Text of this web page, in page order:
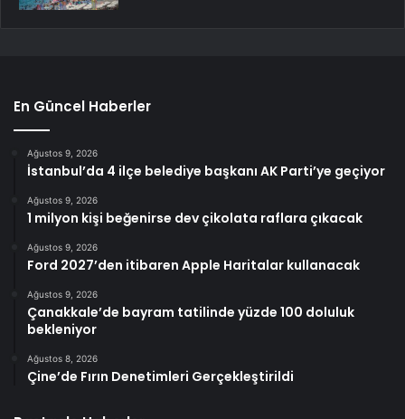
En Güncel Haberler
Ağustos 9, 2026
İstanbul’da 4 ilçe belediye başkanı AK Parti’ye geçiyor
Ağustos 9, 2026
1 milyon kişi beğenirse dev çikolata raflara çıkacak
Ağustos 9, 2026
Ford 2027’den itibaren Apple Haritalar kullanacak
Ağustos 9, 2026
Çanakkale’de bayram tatilinde yüzde 100 doluluk
bekleniyor
Ağustos 8, 2026
Çine’de Fırın Denetimleri Gerçekleştirildi